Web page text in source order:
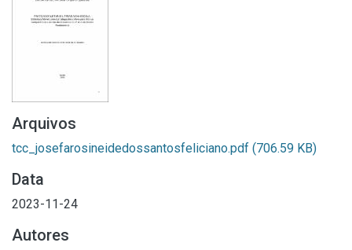
Arquivos
tcc_josefarosineidedossantosfeliciano.pdf (706.59 KB)
Data
2023-11-24
Autores